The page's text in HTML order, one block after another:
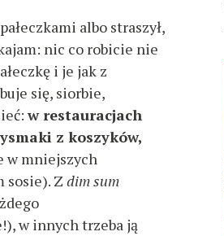
albo straszył,
nic co robicie nie
i je jak z
się, siorbie,
w restauracjach
z koszyków,
w mniejszych
sosie). Zdim sum
w innych trzeba ją